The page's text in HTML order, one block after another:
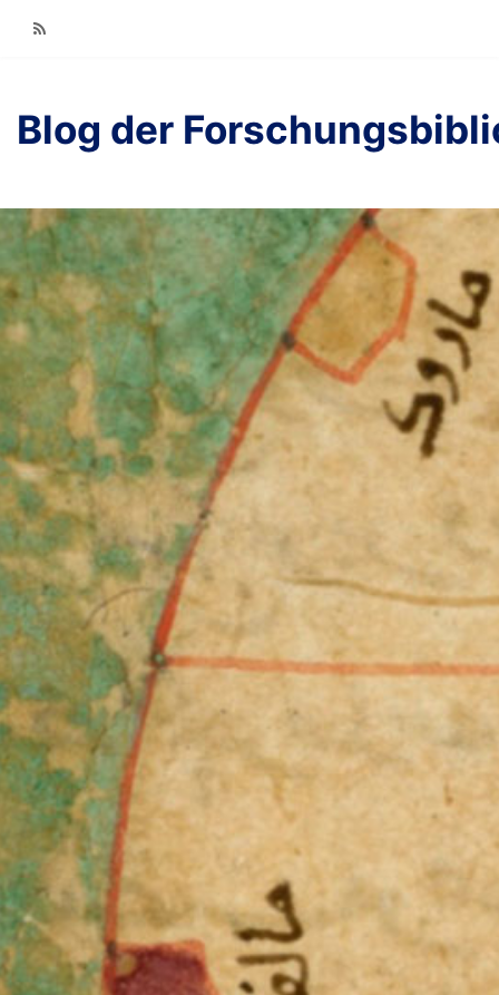
Blog der